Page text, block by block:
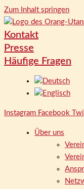
Zum Inhalt springen
Kontakt
Presse
Häufige Fragen
Instagram Facebook
Über uns